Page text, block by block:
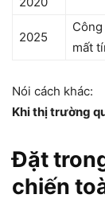
2025
mất
Nói cách khác:
Khi thị trường
Đặt
chiến